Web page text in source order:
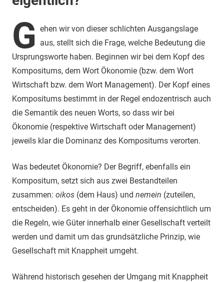
G ehen wir von dieser schlichten Ausgangslage
aus, stellt sich die Frage, welche Bedeutung die
Ursprungsworte haben. Beginnen wir bei dem Kopf des
Kompositums, dem Wort Ökonomie (bzw. dem Wort
Wirtschaft bzw. dem Wort Management). Der Kopf eines
Kompositums bestimmt in der Regel endozentrisch auch
die Semantik des neuen Worts, so dass wir bei
Ökonomie (respektive Wirtschaft oder Management)
jeweils klar die Dominanz des Kompositums verorten.
Was bedeutet Ökonomie? Der Begriff, ebenfalls ein
Kompositum, setzt sich aus zwei Bestandteilen
zusammen: oikos (dem Haus) und nemein (zuteilen,
entscheiden). Es geht in der Ökonomie offensichtlich um
die Regeln, wie Güter innerhalb einer Gesellschaft verteilt
werden und damit um das grundsätzliche Prinzip, wie
Gesellschaft mit Knappheit umgeht.
Während historisch gesehen der Umgang mit Knappheit